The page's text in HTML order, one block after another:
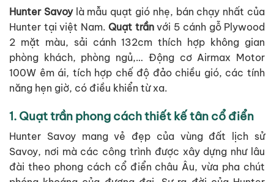
Hunter Savoylà mẫu quạt gió nhẹ, bán chạy nhất của
Hunter tại việt Nam. Quạt trầnvới 5 cánh gỗ Plywood
2 mặt màu, sải cánh 132cm thích hợp không gian
phòng khách, phòng ngủ,… Động cơ Airmax Motor
100W êm ái, tích hợp chế độ đảo chiều gió, các tính
năng hẹn giờ, có điều khiển từ xa.
1. Quạt trần phong cách thiết kế tân cổ điển
Hunter Savoy mang vẻ đẹp của vùng đất lịch sử
Savoy, nơi mà các công trình được xây dựng như lâu
đài theo phong cách cổ điển châu Âu, vừa pha chút